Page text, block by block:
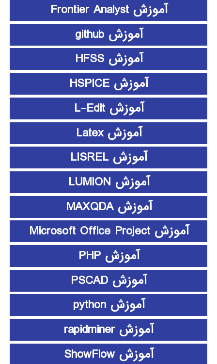
آموزش Frontier Analyst
آموزش github
آموزش HFSS
آموزش HSPICE
آموزش L-Edit
آموزش Latex
آموزش LISREL
آموزش LUMION
آموزش MAXQDA
آموزش Microsoft Office Project
آموزش PHP
آموزش PSCAD
آموزش python
آموزش rapidminer
آموزش ShowFlow